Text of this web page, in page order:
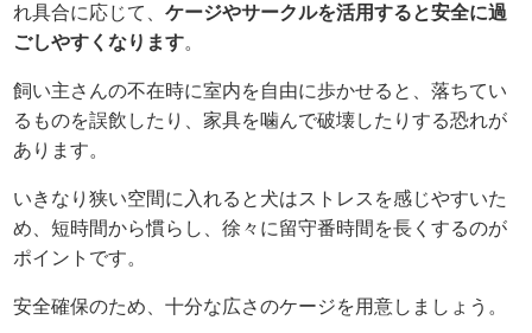
れ具合に応じて、ケージやサークルを活用すると安全に過
ごしやすくなります。
飼い主さんの不在時に室内を自由に歩かせると、落ちてい
るものを誤飲したり、家具を噛んで破壊したりする恐れが
あります。
いきなり狭い空間に入れると犬はストレスを感じやすいた
め、短時間から慣らし、徐々に留守番時間を長くするのが
ポイントです。
安全確保のため、十分な広さのケージを用意しましょう。